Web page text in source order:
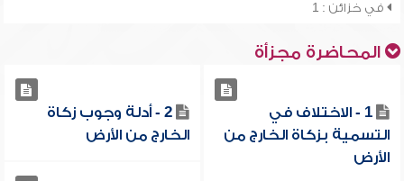
في خزائن : 1
المحاضرة مجزأة
1 - الاختلاف في
التسمية بزكاة الخارج من
الأرض
2 - أدلة وجوب زكاة
الخارج من الأرض